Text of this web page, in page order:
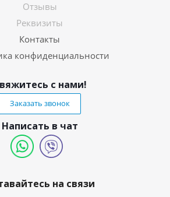
Отзывы
Реквизиты
Контакты
конфиденциальности
с нами!
Заказать звонок
Написать в чат
на связи